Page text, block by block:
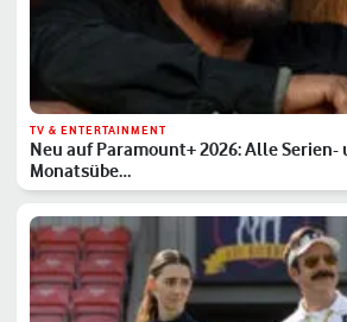
TV & ENTERTAINMENT
Neu auf Paramount+ 2026: Alle
Monatsübe…